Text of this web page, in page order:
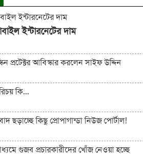
ইন্টারনেটের দাম
প্রটেক্টর আবিস্কার করলেন সাইফ উদ্দিন
কি...
ছড়াচ্ছে কিছু প্রোপাগান্ডা নিউজ পোর্টাল!
গুজব প্রচারকারীদের খোঁজ নেওয়া হচ্ছে